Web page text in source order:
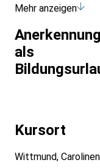
die Ausübung
benötigen und
Veranstaltung
ehrenamtlichen
benötigen. Für
Anerkennung
Mehr anzeigen
Anerkennung
als
Kursort
Wittmund,